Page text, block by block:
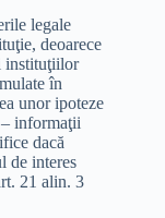
legale
deoarece
instituţiilor
în
unor ipoteze
informaţii
dacă
de interes
21 alin. 3